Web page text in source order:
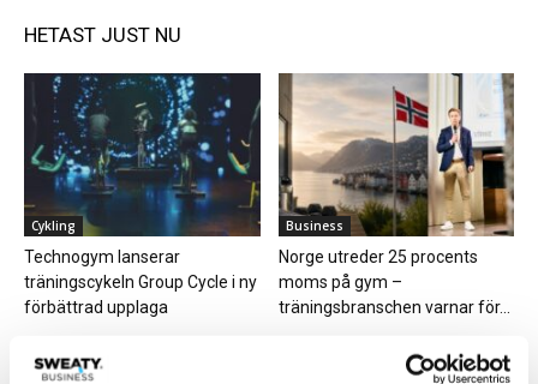
HETAST JUST NU
Cykling
Technogym lanserar
träningscykeln Group Cycle i ny
förbättrad upplaga
Business
Norge utreder 25 procents
moms på gym –
träningsbranschen varnar för...